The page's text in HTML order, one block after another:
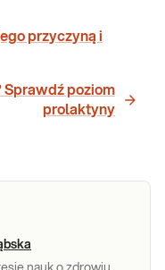
przyczyną i
poziom
prolaktyny